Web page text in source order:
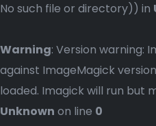
No such file or directory)) in
Warning: Version warning:
against ImageMagick version
loaded. Imagick will run but
Unknown on line 0